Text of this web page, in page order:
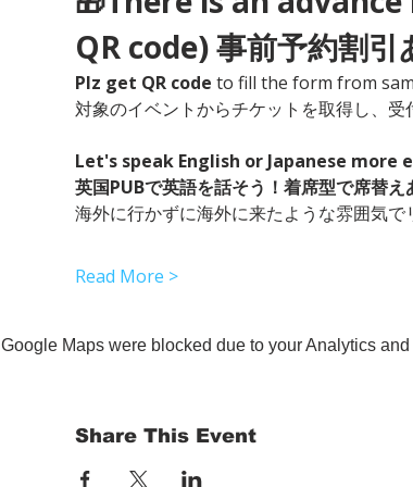
QR code) 事前予約割引
Plz get QR code to fill the form from
対象のイベントからチケットを取得し、受
Let's speak English or Japanese
英国PUBで英語を話そう！着席型で席替
海外に行かずに海外に来たような雰囲気
Read More >
Google Maps were blocked due to your Analytics
Share This Event